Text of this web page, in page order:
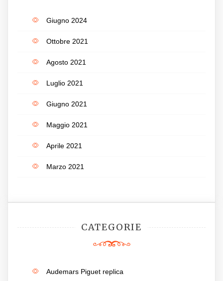
Giugno 2024
Ottobre 2021
Agosto 2021
Luglio 2021
Giugno 2021
Maggio 2021
Aprile 2021
Marzo 2021
CATEGORIE
Audemars Piguet replica